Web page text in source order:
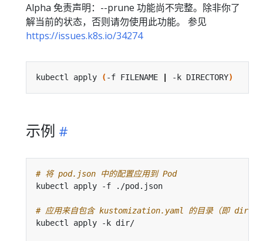
Alpha 免责声明：--prune 功能尚不完整。除非你了
解当前的状态，否则请勿使用此功能。 参见
https://issues.k8s.io/34274
kubectl apply (-f FILENAME -k DIRECTORY)
示例
# 将 pod.json 中的配置应用到 Pod
# 应用来自包含 kustomization.yaml 的目录（即 dir/